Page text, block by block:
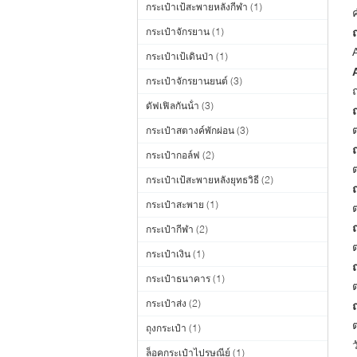
กระเป๋าเป้สะพายหลังกีฬา (1)
กระเป๋าจักรยาน (1)
กระเป๋าเป้เดินป่า (1)
กระเป๋าจักรยานยนต์ (3)
ดัฟเฟิลกันน้ํา (3)
กระเป๋าสตางค์พักผ่อน (3)
กระเป๋ากอล์ฟ (2)
กระเป๋าเป้สะพายหลังยุทธวิธี (2)
กระเป๋าสะพาย (1)
กระเป๋ากีฬา (2)
กระเป๋าเงิน (1)
กระเป๋าธนาคาร (1)
กระเป๋าส่ง (2)
ถุงกระเป๋า (1)
ล็อคกระเป๋าไปรษณีย์ (1)